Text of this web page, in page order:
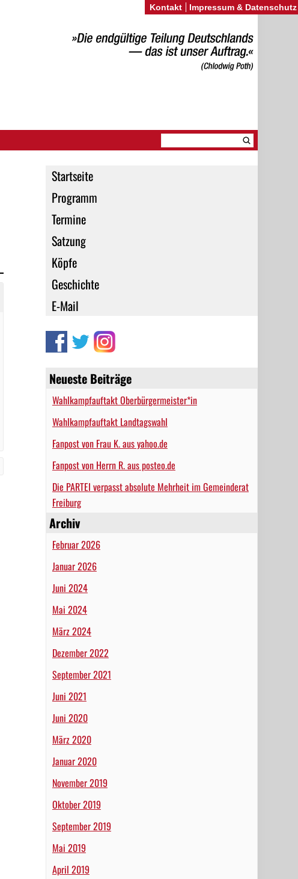
Startseite
Programm
Termine
Satzung
Köpfe
Geschichte
E-Mail
Neueste Beiträge
Wahlkampfauftakt Oberbürgermeister*in
Wahlkampfauftakt Landtagswahl
Fanpost von Frau K. aus yahoo.de
Fanpost von Herrn R. aus posteo.de
Die PARTEI verpasst absolute Mehrheit im Gemeinderat
Freiburg
Archiv
Februar 2026
Januar 2026
Juni 2024
Mai 2024
März 2024
Dezember 2022
September 2021
Juni 2021
Juni 2020
März 2020
Januar 2020
November 2019
Oktober 2019
September 2019
Mai 2019
April 2019
Kontakt Impressum & Datenschutz